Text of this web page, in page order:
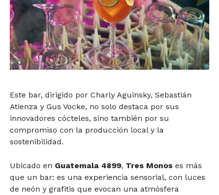
Este bar, dirigido por Charly Aguinsky, Sebastián
Atienza y Gus Vocke, no solo destaca por sus
innovadores cócteles, sino también por su
compromiso con la producción local y la
sostenibilidad.
Ubicado en Guatemala 4899, Tres Monos es más
que un bar: es una experiencia sensorial, con luces
de neón y grafitis que evocan una atmósfera